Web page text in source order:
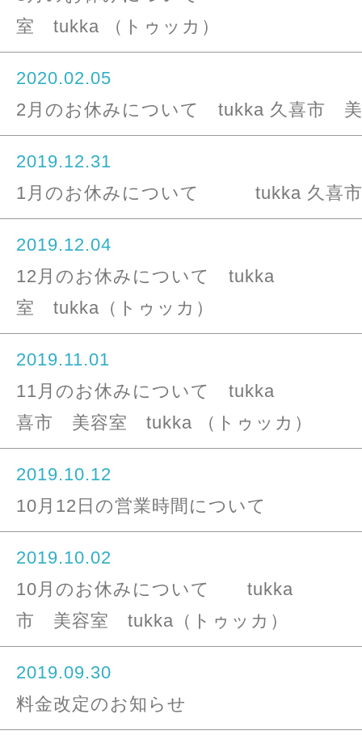
室 tukka （トゥッカ）
2020.02.05
2月のお休みについて tukka 久喜市
2019.12.31
1月のお休みについて tukka 久喜
2019.12.04
12月のお休みについて tukka
室 tukka（トゥッカ）
2019.11.01
11月のお休みについ
喜市 美容室 tukka （トゥッカ）
2019.10.12
10月12日の営業時間について
2019.10.02
10月のお休みについて
市 美容室 tukka（トゥッカ）
2019.09.30
料金改定のお知らせ